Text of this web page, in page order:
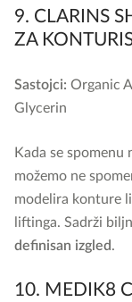
9. CLARINS
ZA
Sastojci: Organic
Glycerin
Kada se
možemo ne
modelira konture
liftinga. Sadrži
definisan izgled.
10. MEDIK8